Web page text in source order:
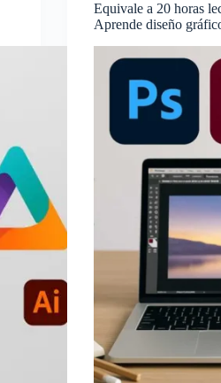
Equivale a 20 horas
Aprende diseño